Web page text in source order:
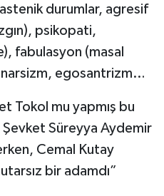
durumlar, agresif
psikopati,
fabulasyon (masal
egosantrizm…
Tokol mu yapmış bu
Şevket Süreyya Aydemir
Cemal Kutay
bir adamdı”